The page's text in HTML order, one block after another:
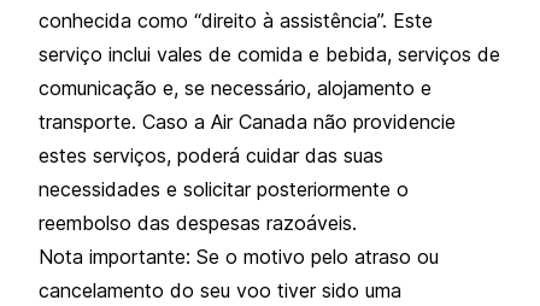
conhecida como “direito à assistência”. Este
serviço inclui vales de comida e bebida, serviços de
comunicação e, se necessário, alojamento e
transporte. Caso a Air Canada não providencie
estes serviços, poderá cuidar das suas
necessidades e solicitar posteriormente o
reembolso das despesas razoáveis.
Nota importante: Se o motivo pelo atraso ou
cancelamento do seu voo tiver sido uma